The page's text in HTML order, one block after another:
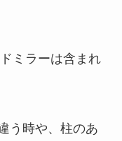
ミラーは含まれ
う時や、柱のあ